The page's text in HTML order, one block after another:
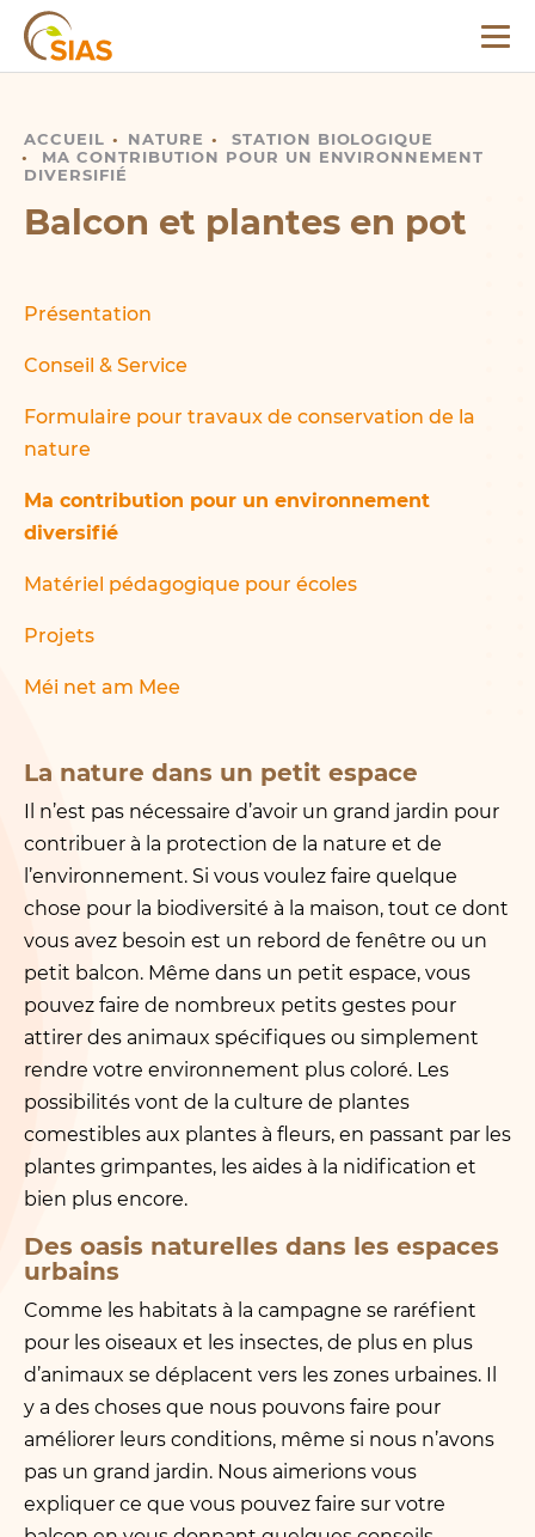
Menu
ACCUEIL NATURE
STATION BIOLOGIQUE
MA CONTRIBUTION POUR UN ENVIRONNEMENT
DIVERSIFIÉ
BALCON ET PLANTES EN POT
Balcon et plantes en pot
Présentation
Conseil & Service
Formulaire pour travaux de conservation de la
nature
Ma contribution pour un environnement
diversifié
Matériel pédagogique pour écoles
Projets
Méi net am Mee
La nature dans un petit espace
Il n’est pas nécessaire d’avoir un grand jardin pour
contribuer à la protection de la nature et de
l’environnement. Si vous voulez faire quelque
chose pour la biodiversité à la maison, tout ce dont
vous avez besoin est un rebord de fenêtre ou un
petit balcon. Même dans un petit espace, vous
pouvez faire de nombreux petits gestes pour
attirer des animaux spécifiques ou simplement
rendre votre environnement plus coloré. Les
possibilités vont de la culture de plantes
comestibles aux plantes à fleurs, en passant par les
plantes grimpantes, les aides à la nidification et
bien plus encore.
Des oasis naturelles dans les espaces
urbains
Comme les habitats à la campagne se raréfient
pour les oiseaux et les insectes, de plus en plus
d’animaux se déplacent vers les zones urbaines. Il
y a des choses que nous pouvons faire pour
améliorer leurs conditions, même si nous n’avons
pas un grand jardin. Nous aimerions vous
expliquer ce que vous pouvez faire sur votre